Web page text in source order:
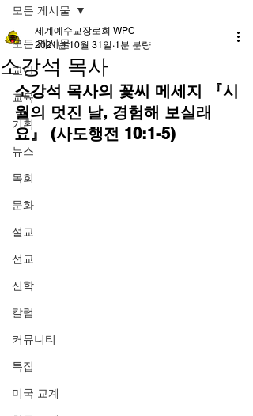
모든 게시물
교단
교육
기획
뉴스
목회
문화
설교
선교
신학
칼럼
커뮤니티
특집
미국 교계
모든 게시물
소강석 목사
세계예수교장로회 WPC
2021년 10월 31일 1분 분량
소강석 목사의 꽃씨 메세지 『시
월의 멋진 날, 경험해 보실래
요』 (사도행전 10:1-5)